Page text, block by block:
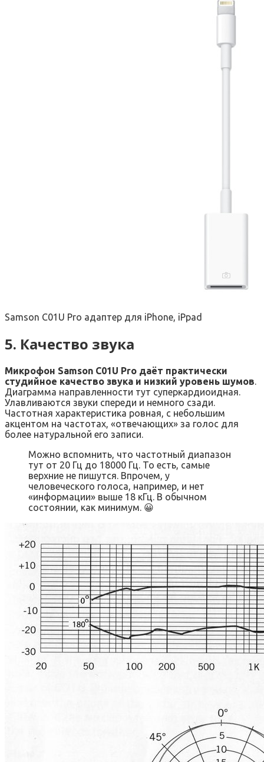
Samson C01U Pro адаптер для iPhone, iPpad
5. Качество звука
Микрофон Samson C01U Pro даёт практически
студийное качество звука и низкий уровень шумов.
Диаграмма направленности тут суперкардиоидная.
Улавливаются звуки спереди и немного сзади.
Частотная характеристика ровная, с небольшим
акцентом на частотах, «отвечающих» за голос для
более натуральной его записи.
Можно вспомнить, что частотный диапазон
тут от 20 Гц до 18000 Гц. То есть, самые
верхние не пишутся. Впрочем, у
человеческого голоса, например, и нет
«информации» выше 18 кГц. В обычном
состоянии, как минимум. 😀